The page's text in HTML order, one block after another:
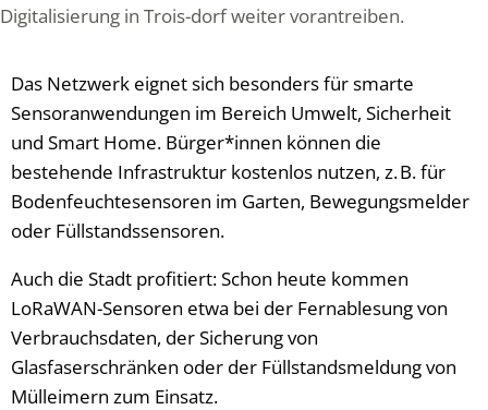
Digitalisierung in Trois-dorf weiter vorantreiben.
Das Netzwerk eignet sich besonders für smarte
Sensoranwendungen im Bereich Umwelt, Sicherheit
und Smart Home. Bürger*innen können die
bestehende Infrastruktur kostenlos nutzen, z. B. für
Bodenfeuchtesensoren im Garten, Bewegungsmelder
oder Füllstandssensoren.
Auch die Stadt profitiert: Schon heute kommen
LoRaWAN-Sensoren etwa bei der Fernablesung von
Verbrauchsdaten, der Sicherung von
Glasfaserschränken oder der Füllstandsmeldung von
Mülleimern zum Einsatz.